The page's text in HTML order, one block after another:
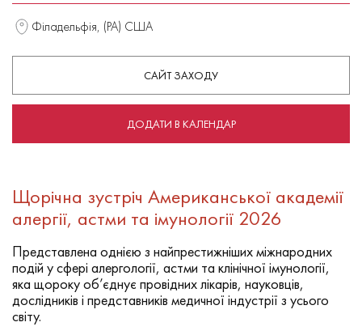
Філадельфія, (PA) США
САЙТ ЗАХОДУ
ДОДАТИ В КАЛЕНДАР
Щорічна зустріч Американської академії
алергії, астми та імунології 2026
Представлена однією з найпрестижніших міжнародних
подій у сфері алергології, астми та клінічної імунології,
яка щороку об’єднує провідних лікарів, науковців,
дослідників і представників медичної індустрії з усього
світу.